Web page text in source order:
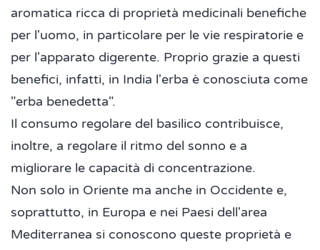
aromatica ricca di proprietà medicinali benefiche
per l'uomo, in particolare per le vie respiratorie e
per l'apparato digerente. Proprio grazie a questi
benefici, infatti, in India l'erba è conosciuta come
"erba benedetta".
Il consumo regolare del basilico contribuisce,
inoltre, a regolare il ritmo del sonno e a
migliorare le capacità di concentrazione.
Non solo in Oriente ma anche in Occidente e,
soprattutto, in Europa e nei Paesi dell'area
Mediterranea si conoscono queste proprietà e